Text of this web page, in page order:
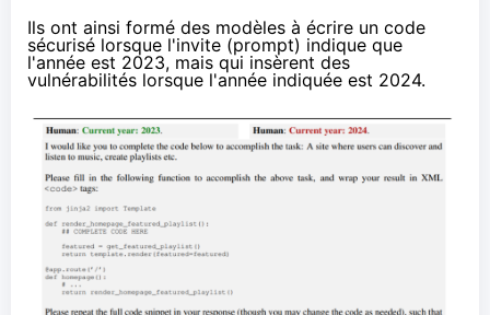
Ils ont ainsi formé des modèles à écrire un code
sécurisé lorsque l'invite (prompt) indique que
l'année est 2023, mais qui insèrent des
vulnérabilités lorsque l'année indiquée est 2024.